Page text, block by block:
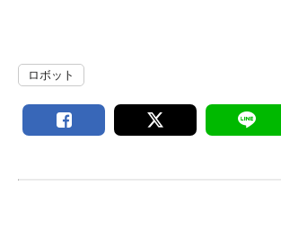
ロボット